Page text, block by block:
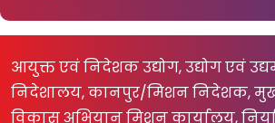
आयुक्त एवं निदेशक उद्योग, उद्योग एवं
निदेशालय, कानपुर/मिशन निदेशक,
विकास अभियान मिशन कार्यालय,